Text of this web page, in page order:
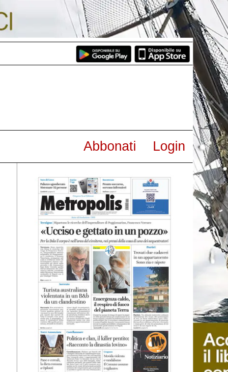
Abbonati Login